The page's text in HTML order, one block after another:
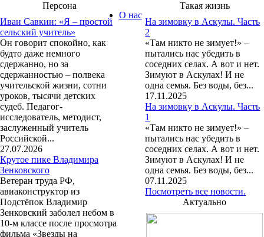
Персона
Иван Савкин: «Я – простой
сельский учитель»
Он говорит спокойно, как
будто даже немного
сдержанно, но за
сдержанностью – полвека
учительской жизни, сотни
уроков, тысячи детских
судеб. Педагог-
исследователь, методист,
заслуженный учитель
Российской...
27.07.2026
Крутое пике Владимира
Зенковского
Ветеран труда РФ,
авиаконструктор из
Подстёпок Владимир
Зенковский заболел небом в
10-м классе после просмотра
фильма «Звезды на
Такая жизнь
На зимовку в Аскулы. Часть
2
«Там никто не зимует!» –
пытались нас убедить в
соседних селах. А вот и нет.
Зимуют в Аскулах! И не
одна семья. Без воды, без...
17.11.2025
На зимовку в Аскулы. Часть
1
«Там никто не зимует!» –
пытались нас убедить в
соседних селах. А вот и нет.
Зимуют в Аскулах! И не
одна семья. Без воды, без...
07.11.2025
Посмотреть все новости.
Актуально
О нас